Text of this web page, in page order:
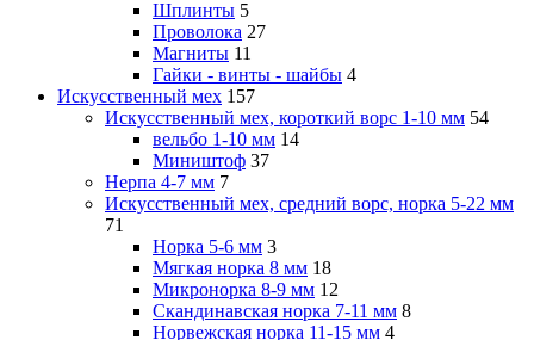
Шплинты 5
Проволока 27
Магниты 11
Гайки - винты - шайбы 4
Искусственный мех 157
Искусственный мех, короткий ворс 1-10 мм 54
вельбо 1-10 мм 14
Миништоф 37
Нерпа 4-7 мм 7
Искусственный мех, средний ворс, норка 5-22 мм
71
Норка 5-6 мм 3
Мягкая норка 8 мм 18
Микронорка 8-9 мм 12
Скандинавская норка 7-11 мм 8
Норвежская норка 11-15 мм 4